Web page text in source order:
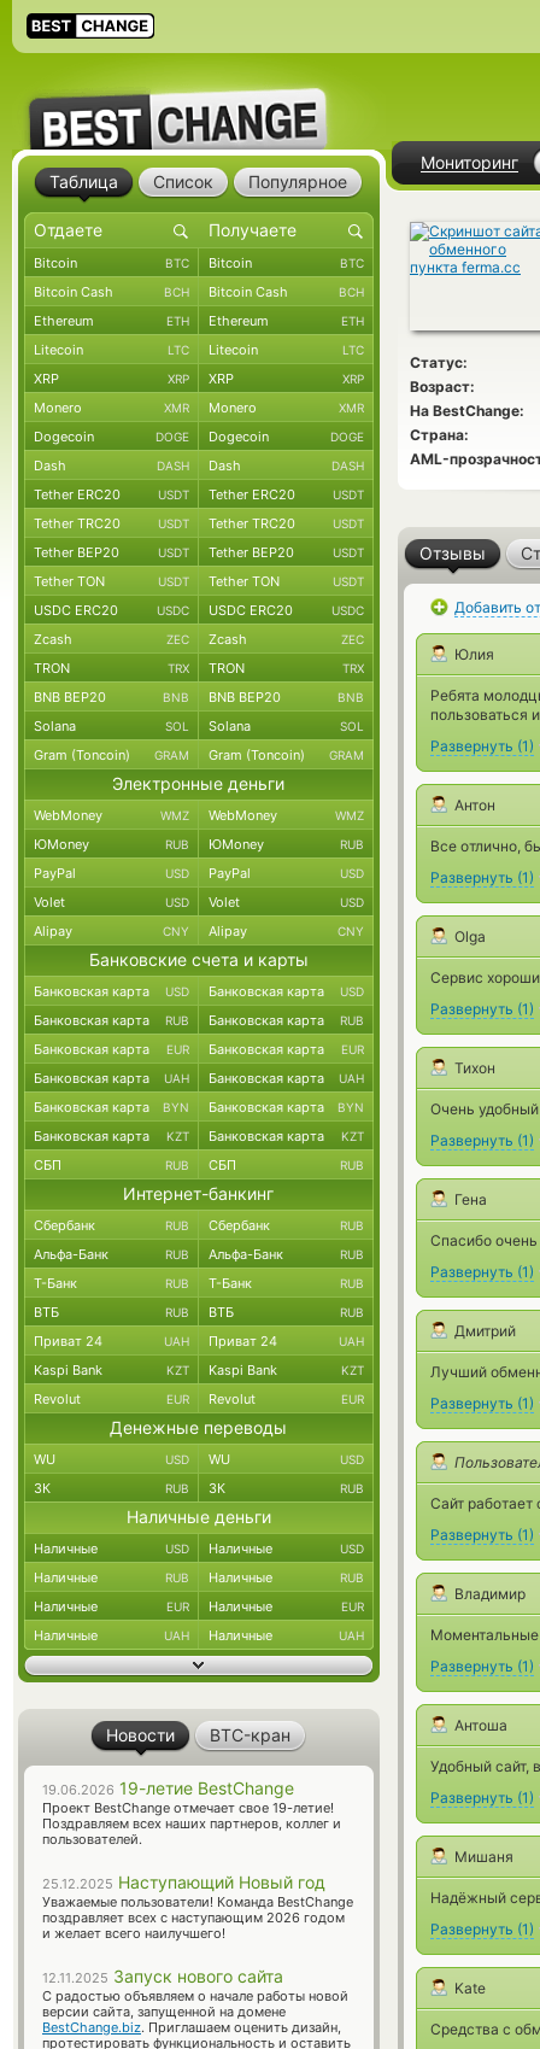
Мониторинг
Статус:
Возраст:
На BestChange:
Страна:
AML-
Отзывы
Добавить
Юлия
Ребята
пользоваться
Развернуть (1)
Антон
Все отлично,
Развернуть (1)
Olga
Сервис
Развернуть (1)
Тихон
Очень удобный
Развернуть (1)
Гена
Спасибо
Развернуть (1)
Дмитрий
Лучший
Развернуть (1)
Сайт работает
Развернуть (1)
Владимир
Моментальные
Развернуть (1)
Антоша
Удобный сайт,
Развернуть (1)
Мишаня
Надёжный
Развернуть (1)
Kate
Средства с
Таблица Список Популярное
Bitcoin BTC Bitcoin BTC
Bitcoin Cash BCH Bitcoin Cash BCH
Ethereum ETH Ethereum ETH
Litecoin LTC Litecoin LTC
XRP XRP XRP XRP
Monero XMR Monero XMR
Dogecoin DOGE Dogecoin DOGE
Dash DASH Dash DASH
Tether ERC20 USDT Tether ERC20 USDT
Tether TRC20 USDT Tether TRC20 USDT
Tether BEP20 USDT Tether BEP20 USDT
Tether TON USDT Tether TON USDT
USDC ERC20 USDC USDC ERC20 USDC
Zcash ZEC Zcash ZEC
TRON TRX TRON TRX
BNB BEP20 BNB BNB BEP20 BNB
Solana SOL Solana SOL
Gram (Toncoin) GRAM Gram (Toncoin) GRAM
Электронные деньги
WebMoney WMZ WebMoney WMZ
ЮMoney RUB ЮMoney RUB
PayPal USD PayPal USD
Volet USD Volet USD
Alipay CNY Alipay CNY
Банковские счета и карты
Банковская карта USD Банковская карта USD
Банковская карта RUB Банковская карта RUB
Банковская карта EUR Банковская карта EUR
Банковская карта UAH Банковская карта UAH
Банковская карта BYN Банковская карта BYN
Банковская карта KZT Банковская карта KZT
СБП RUB СБП RUB
Интернет-банкинг
Сбербанк RUB Сбербанк RUB
Альфа-Банк RUB Альфа-Банк RUB
Т-Банк RUB Т-Банк RUB
ВТБ RUB ВТБ RUB
Приват 24 UAH Приват 24 UAH
Kaspi Bank KZT Kaspi Bank KZT
Revolut EUR Revolut EUR
Денежные переводы
WU USD WU USD
ЗК RUB ЗК RUB
Наличные деньги
Наличные USD Наличные USD
Наличные RUB Наличные RUB
Наличные EUR Наличные EUR
Наличные UAH Наличные UAH
Новости BTC-кран
19.06.2026 19-летие BestChange
Проект BestChange отмечает свое 19-летие!
Поздравляем всех наших партнеров, коллег и
пользователей.
25.12.2025 Наступающий Новый год
Уважаемые пользователи! Команда BestChange
поздравляет всех с наступающим 2026 годом
и желает всего наилучшего!
12.11.2025 Запуск нового сайта
С радостью объявляем о начале работы новой
версии сайта, запущенной на домене
BestChange.biz. Приглашаем оценить дизайн,
протестировать функциональность и оставить